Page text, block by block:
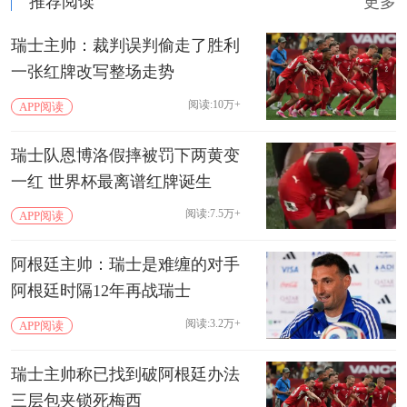
瑞士主帅：裁判误判偷走了胜利
一张红牌改写整场走势
APP阅读 阅读:10万+
瑞士队恩博洛假摔被罚下两黄变
一红 世界杯最离谱红牌诞生
APP阅读 阅读:7.5万+
阿根廷主帅：瑞士是难缠的对手
阿根廷时隔12年再战瑞士
APP阅读 阅读:3.2万+
瑞士主帅称已找到破阿根廷办法
三层包夹锁死梅西